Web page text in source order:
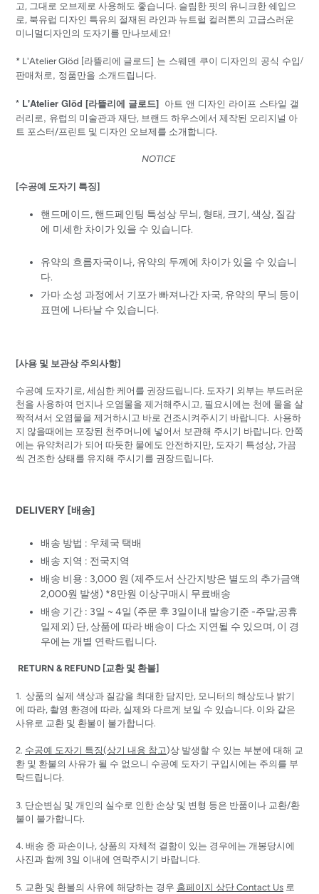
고, 그대로 오브제로 사용해도 좋습니다. 슬림한 핏의 유니크한 쉐입으
로, 북유럽 디자인 특유의 절재된 라인과 뉴트럴 컬러톤의 고급스러운
미니멀디자인의 도자기를 만나보세요!
* L'Atelier Glöd [라뜰리에 글로드] 는 스웨덴 쿠이 디자인의 공식 수입/
판매처로, 정품만을 소개드립니다.
* L'Atelier Glöd [라뜰리에 글로드] 아트 앤 디자인 라이프 스타일 갤
러리로, 유럽의 미술관과 재단, 브랜드 하우스에서 제작된 오리지널 아
트 포스터/프린트 및 디자인 오브제를 소개합니다.
NOTICE
[수공예 도자기 특징]
핸드메이드, 핸드페인팅 특성상 무늬, 형태, 크기, 색상, 질감
에 미세한 차이가 있을 수 있습니다.
유약의 흐름자국이나, 유약의 두께에 차이가 있을 수 있습니
다.
가마 소성 과정에서 기포가 빠져나간 자국, 유약의 무늬 등이
표면에 나타날 수 있습니다.
[사용 및 보관상 주의사항]
수공예 도자기로, 세심한 케어를 권장드립니다. 도자기 외부는 부드러운
천을 사용하여 먼지나 오염물을 제거해주시고, 필요시에는 천에 물을 살
짝적셔서 오염물을 제거하시고 바로 건조시켜주시기 바랍니다. 사용하
지 않을때에는 포장된 천주머니에 넣어서 보관해 주시기 바랍니다. 안쪽
에는 유약처리가 되어 따듯한 물에도 안전하지만, 도자기 특성상, 가끔
씩 건조한 상태를 유지해 주시기를 권장드립니다.
DELIVERY [배송]
배송 방법 : 우체국 택배
배송 지역 : 전국지역
배송 비용 : 3,000 원 (제주도서 산간지방은 별도의 추가금액
2,000원 발생) *8만원 이상구매시 무료배송
배송 기간 : 3일 ~ 4일 (주문 후 3일이내 발송기준 -주말,공휴
일제외) 단, 상품에 따라 배송이 다소 지연될 수 있으며, 이 경
우에는 개별 연락드립니다.
RETURN & REFUND [교환 및 환불]
1. 상품의 실제 색상과 질감을 최대한 담지만, 모니터의 해상도나 밝기
에 따라, 촬영 환경에 따라, 실제와 다르게 보일 수 있습니다. 이와 같은
사유로 교환 및 환불이 불가합니다.
2. 수공예 도자기 특징(상기 내용 참고)상 발생할 수 있는 부분에 대해 교
환 및 환불의 사유가 될 수 없으니 수공예 도자기 구입시에는 주의를 부
탁드립니다.
3. 단순변심 및 개인의 실수로 인한 손상 및 변형 등은 반품이나 교환/환
불이 불가합니다.
4. 배송 중 파손이나, 상품의 자체적 결함이 있는 경우에는 개봉당시에
사진과 함께 3일 이내에 연락주시기 바랍니다.
5. 교환 및 환불의 사유에 해당하는 경우 홈페이지 상단 Contact Us 로